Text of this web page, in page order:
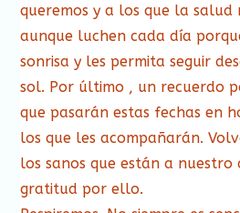
queremos y a los que la salud
aunque luchen cada día
sonrisa y les permita seguir
sol. Por último , un recuerdo
que pasarán estas fechas en
los que les acompañarán.
los sanos que están a
gratitud por ello.